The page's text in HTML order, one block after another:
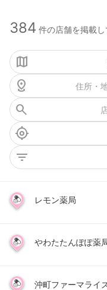
384 件の店舗を掲載
レモン薬局
やわたたんぽぽ薬
沖町ファーマライ